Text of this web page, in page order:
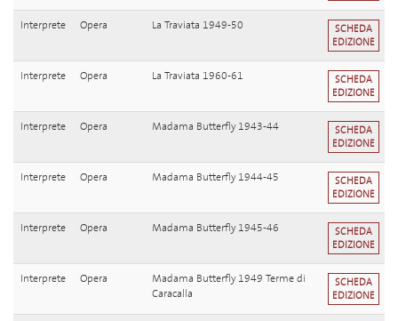
Interprete Opera La Traviata 1949-50
SCHEDA
EDIZIONE
Interprete Opera La Traviata 1960-61
SCHEDA
EDIZIONE
Interprete Opera Madama Butterfly 1943-44
SCHEDA
EDIZIONE
Interprete Opera Madama Butterfly 1944-45
SCHEDA
EDIZIONE
Interprete Opera Madama Butterfly 1945-46
SCHEDA
EDIZIONE
Interprete Opera
Madama Butterfly 1949 Terme di
Caracalla
SCHEDA
EDIZIONE